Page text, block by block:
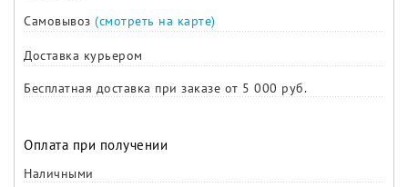
Самовывоз (смотреть на карте)
Доставка курьером
Бесплатная доставка при заказе от 5 000 руб.
Оплата при получении
Наличными